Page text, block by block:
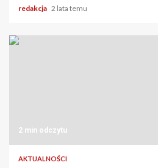
redakcja 2 lata temu
2 min odczytu
AKTUALNOŚCI